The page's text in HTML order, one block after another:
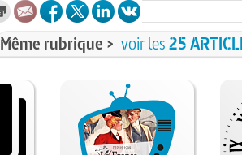
Même rubrique > voir les25